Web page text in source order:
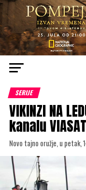
SERIJE
VIKINZI NA
kanalu
Novo tajno oružje, u petak,